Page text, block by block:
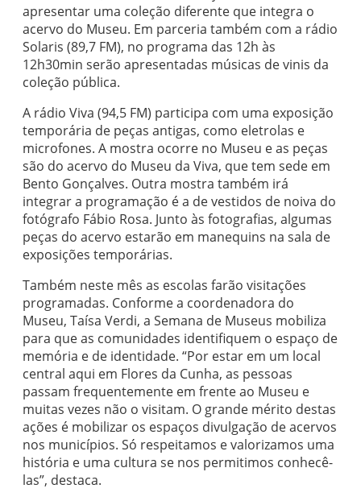
apresentar uma coleção diferente que integra o
acervo do Museu. Em parceria também com a rádio
Solaris (89,7 FM), no programa das 12h às
12h30min serão apresentadas músicas de vinis da
coleção pública.
A rádio Viva (94,5 FM) participa com uma exposição
temporária de peças antigas, como eletrolas e
microfones. A mostra ocorre no Museu e as peças
são do acervo do Museu da Viva, que tem sede em
Bento Gonçalves. Outra mostra também irá
integrar a programação é a de vestidos de noiva do
fotógrafo Fábio Rosa. Junto às fotografias, algumas
peças do acervo estarão em manequins na sala de
exposições temporárias.
Também neste mês as escolas farão visitações
programadas. Conforme a coordenadora do
Museu, Taísa Verdi, a Semana de Museus mobiliza
para que as comunidades identifiquem o espaço de
memória e de identidade. “Por estar em um local
central aqui em Flores da Cunha, as pessoas
passam frequentemente em frente ao Museu e
muitas vezes não o visitam. O grande mérito destas
ações é mobilizar os espaços divulgação de acervos
nos municípios. Só respeitamos e valorizamos uma
história e uma cultura se nos permitimos conhecê-
las”, destaca.